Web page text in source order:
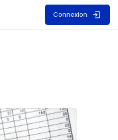
Connexion